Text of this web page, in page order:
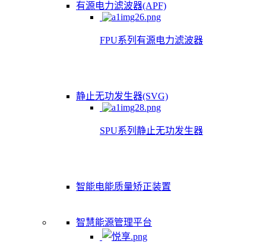
有源电力滤波器(APF)
FPU系列有源电力滤波器
静止无功发生器(SVG)
SPU系列静止无功发生器
智能电能质量矫正装置
智慧能源管理平台